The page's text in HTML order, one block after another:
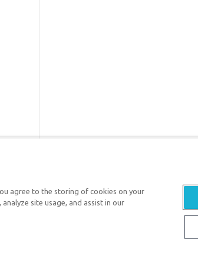
Respuestas en Génesis es un ministerio de
defender su fe y proclamar el evangelio de
agree to the storing of cookies on your
site usage, and assist in our